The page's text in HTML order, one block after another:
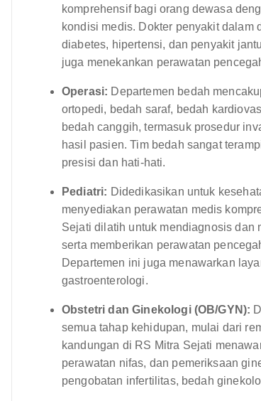
komprehensif bagi orang dewasa
kondisi medis. Dokter penyakit dalam
diabetes, hipertensi, dan penyakit
juga menekankan perawatan
Operasi: Departemen bedah
ortopedi, bedah saraf, bedah
bedah canggih, termasuk prosedur
hasil pasien. Tim bedah sangat
presisi dan hati-hati.
Pediatri: Didedikasikan untuk
menyediakan perawatan medis
Sejati dilatih untuk mendiagnosis dan
serta memberikan perawatan
Departemen ini juga menawarkan
gastroenterologi.
Obstetri dan Ginekologi (OB/GYN):
semua tahap kehidupan, mulai dari
kandungan di RS Mitra Sejati
perawatan nifas, dan pemeriksaan
pengobatan infertilitas, bedah